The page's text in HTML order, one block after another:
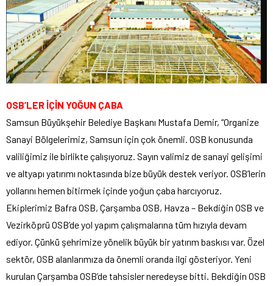
OSB’LER İÇİN YOĞUN ÇABA
Samsun Büyükşehir Belediye Başkanı Mustafa Demir, “Organize
Sanayi Bölgelerimiz, Samsun için çok önemli. OSB konusunda
valiliğimiz ile birlikte çalışıyoruz. Sayın valimiz de sanayi gelişimi
ve altyapı yatırımı noktasında bize büyük destek veriyor. OSB’lerin
yollarını hemen bitirmek içinde yoğun çaba harcıyoruz.
Ekiplerimiz Bafra OSB, Çarşamba OSB, Havza – Bekdiğin OSB ve
Vezirköprü OSB’de yol yapım çalışmalarına tüm hızıyla devam
ediyor. Çünkü şehrimize yönelik büyük bir yatırım baskısı var. Özel
sektör, OSB alanlarımıza da önemli oranda ilgi gösteriyor. Yeni
kurulan Çarşamba OSB’de tahsisler neredeyse bitti. Bekdiğin OSB